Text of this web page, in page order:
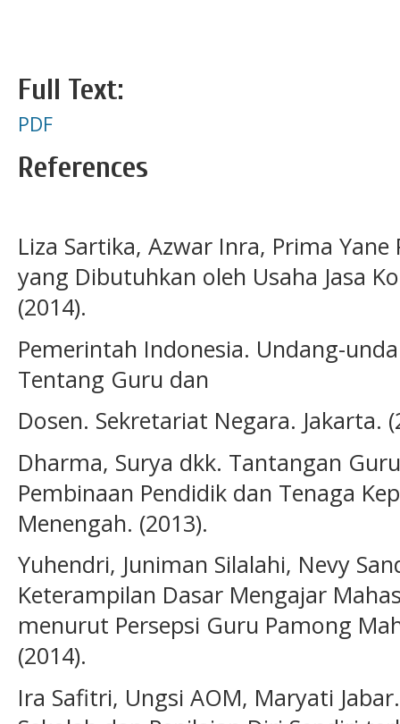
Full Text:
PDF
References
Liza Sartika, Azwar Inra, Prima
yang Dibutuhkan oleh Usaha Jasa
(2014).
Pemerintah Indonesia. Undang-
Tentang Guru dan
Dosen. Sekretariat Negara. Jakarta.
Dharma, Surya dkk. Tantangan
Pembinaan Pendidik dan Tenaga
Menengah. (2013).
Yuhendri, Juniman Silalahi, Nevy
Keterampilan Dasar Mengajar
menurut Persepsi Guru Pamong
(2014).
Ira Safitri, Ungsi AOM, Maryati